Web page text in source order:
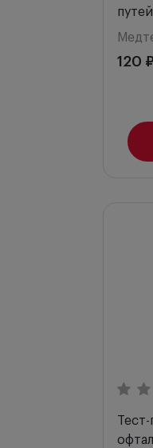
120 ₽